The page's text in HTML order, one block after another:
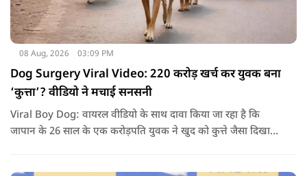
08 Aug, 2026 03:09 PM
Dog Surgery Viral Video: 220 करोड़ खर्च कर युवक बना
‘कुत्ता’? वीडियो ने मचाई सनसनी
Viral Boy Dog: वायरल वीडियो के साथ दावा किया जा रहा है कि
जापान के 26 साल के एक करोड़पति युवक ने खुद को कुत्ते जैसा दिखाने